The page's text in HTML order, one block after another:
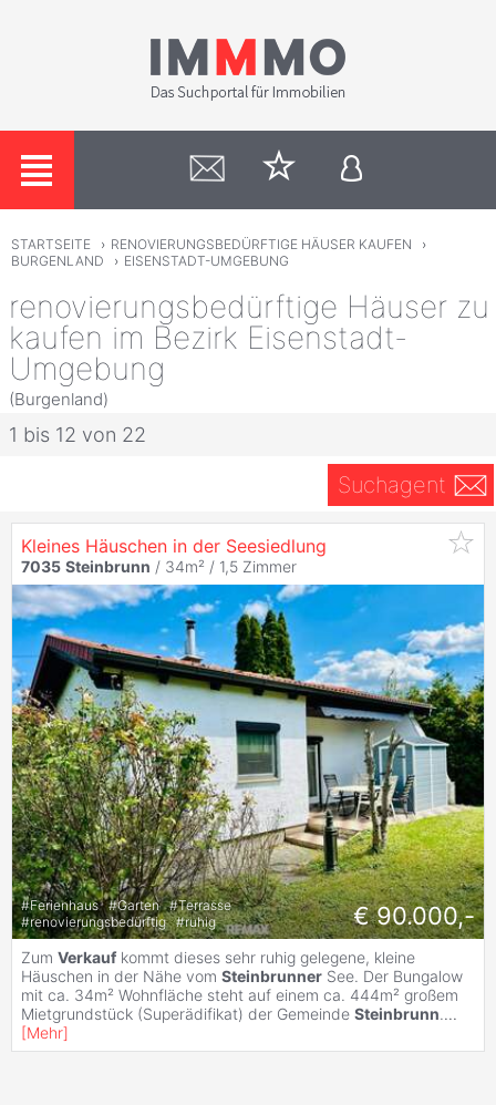
STARTSEITE › RENOVIERUNGSBEDÜRFTIGE HÄUSER KAUFEN
›
BURGENLAND
› EISENSTADT-UMGEBUNG
renovierungsbedürftige Häuser zu
kaufen im Bezirk Eisenstadt-
Umgebung
(Burgenland)
1 bis 12 von 22
Suchagent
Kleines Häuschen in der Seesiedlung
7035 Steinbrunn / 34m² / 1,5 Zimmer
#Ferienhaus #Garten #Terrasse
#renovierungsbedürftig #ruhig € 90.000,-
Zum Verkauf kommt dieses sehr ruhig gelegene, kleine
Häuschen in der Nähe vom Steinbrunner See. Der Bungalow
mit ca. 34m² Wohnfläche steht auf einem ca. 444m² großem
Mietgrundstück (Superädifikat) der Gemeinde Steinbrunn....
[Mehr]